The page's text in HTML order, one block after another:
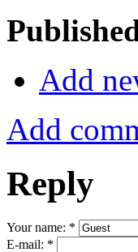
Add
Add
Reply
Your name: *
E-mail: *